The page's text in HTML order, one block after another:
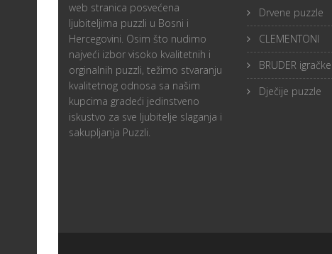
web stranica posvećena
ljubiteljima puzzli u Bosni i
Hercegovini. Osim što nudimo
najveći izbor visoko kvalitetnih i
orginalnih puzzli, težimo stvaranju
kvalitetnog odnosa sa našim
kupcima gradeći jedinstveno
iskustvo za sve ljubitelje slaganja i
sakupljanja Puzzli.
Drvene puzzle
CLEMENTONI
BRUDER igračke
Dječije puzzle